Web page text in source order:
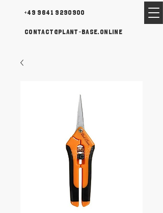
+49 9641 9290900
contact@plant-base.online